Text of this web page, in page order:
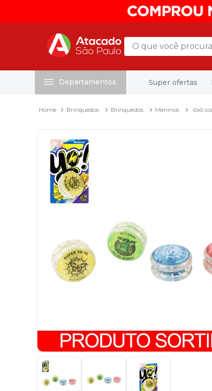
O que você procura?
Departamentos Super ofertas
Brinquedos Brinquedos Meninos Iôiô
papel toalha
papel higienico
caixa organizadora